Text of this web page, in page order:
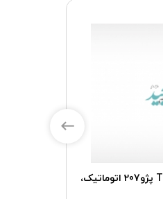
کلید چرخشی ایربگ رانا